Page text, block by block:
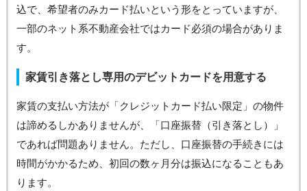
込で、希望者のみカード払いという形をとっていますが、
一部のネット系不動産会社ではカード必須の場合がありま
す。
家賃引き落とし専用のデビットカードを用意する
家賃の支払い方法が「クレジットカード払い限定」の物件
は諦めるしかありませんが、「口座振替（引き落とし）」
であれば問題ありません。ただし、口座振替の手続きには
時間がかかるため、初回の数ヶ月分は振込になることもあ
ります。